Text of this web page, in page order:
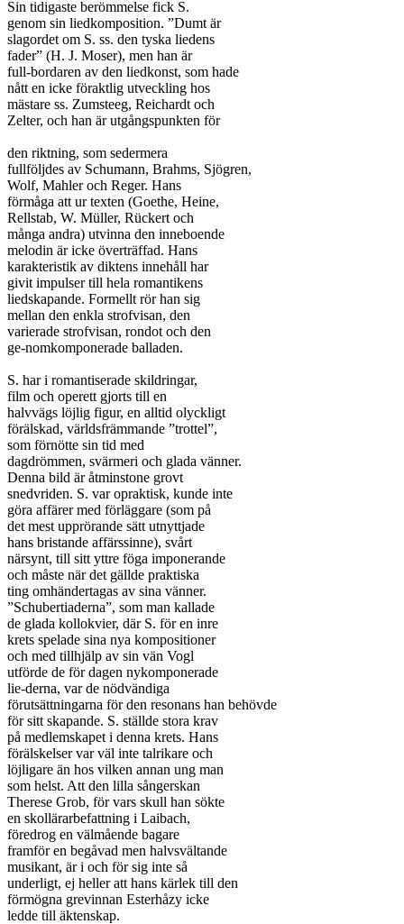
Sin tidigaste berömmelse fick S.
genom sin liedkomposition. ”Dumt är
slagordet om S. ss. den tyska liedens
fader” (H. J. Moser), men han är
full-bordaren av den liedkonst, som hade
nått en icke föraktlig utveckling hos
mästare ss. Zumsteeg, Reichardt och
Zelter, och han är utgångspunkten för
den riktning, som sedermera
fullföljdes av Schumann, Brahms, Sjögren,
Wolf, Mahler och Reger. Hans
förmåga att ur texten (Goethe, Heine,
Rellstab, W. Müller, Rückert och
många andra) utvinna den inneboende
melodin är icke överträffad. Hans
karakteristik av diktens innehåll har
givit impulser till hela romantikens
liedskapande. Formellt rör han sig
mellan den enkla strofvisan, den
varierade strofvisan, rondot och den
ge-nomkomponerade balladen.
S. har i romantiserade skildringar,
film och operett gjorts till en
halvvägs löjlig figur, en alltid olyckligt
förälskad, världsfrämmande ”trottel”,
som förnötte sin tid med
dagdrömmen, svärmeri och glada vänner.
Denna bild är åtminstone grovt
snedvriden. S. var opraktisk, kunde inte
göra affärer med förläggare (som på
det mest upprörande sätt utnyttjade
hans bristande affärssinne), svårt
närsynt, till sitt yttre föga imponerande
och måste när det gällde praktiska
ting omhändertagas av sina vänner.
”Schubertiaderna”, som man kallade
de glada kollokvier, där S. för en inre
krets spelade sina nya kompositioner
och med tillhjälp av sin vän Vogl
utförde de för dagen nykomponerade
lie-derna, var de nödvändiga
förutsättningarna för den resonans han behövde
för sitt skapande. S. ställde stora krav
på medlemskapet i denna krets. Hans
förälskelser var väl inte talrikare och
löjligare än hos vilken annan ung man
som helst. Att den lilla sångerskan
Therese Grob, för vars skull han sökte
en skollärarbefattning i Laibach,
föredrog en välmående bagare
framför en begåvad men halvsvältande
musikant, är i och för sig inte så
underligt, ej heller att hans kärlek till den
förmögna grevinnan Esterhåzy icke
ledde till äktenskap.